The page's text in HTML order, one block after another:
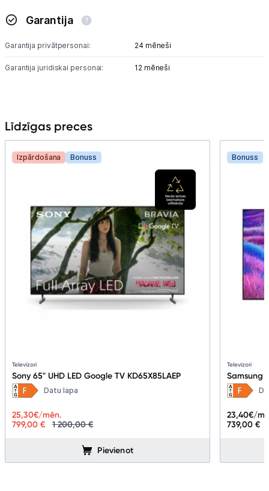
Garantija
Garantija privātpersonai: 24 mēneši
Garantija juridiskai personai: 12 mēneši
Līdzīgas preces
Izpārdošana Bonuss
Televizori
Sony 65" UHD LED Google TV KD65X85LAEP
Datu lapa
799,00 € 1 200,00 €
25,30€/mēn.
Pievienot
Bonuss
Televizori
Samsung
Smart TV
739,00 €
23,40€/